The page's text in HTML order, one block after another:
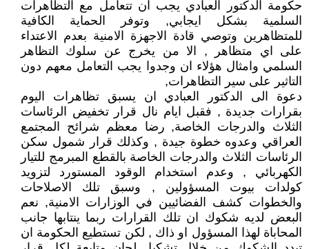
حكومة الدكتور العبادي يجب ان تتعامل مع التظاهرات
السلمية بشكل ايجابي, وتوفر الحماية الكافية
للمتظاهرين وتوصي قادة الاجهزة الامنية بعدم الاعتداء
على اي متظاهر , الا من يخرج عن سلوك التظاهر
السلمي وامثال هؤلاء ان وجدوا يجب التعامل معهم دون
التاثير على سير التظاهرات,
دعوة الى الدكتور العبادي ان يسبق تظاهرات اليوم
بقرارات جديدة , فقبل ايام نال قرار تخفيض الرئاسات
الثلاث والدرجات الخاصة, رضا معظم شرائح المجتمع
العراقي وعدوه خطوة جيدة , وكذلك قرار شمول سكن
الرئاسات الثلاث والدرجات الخاصة بالقطع المبرمج للتيار
الكهربائي , وعدم استخدام الوقود المستورد لتزويد
كولدات بيوت المسؤولين , وسبق تلك الاصلاحات
والخطوات كشف الفضائيين في الوزارات الامنية, نعم
البعض لديه شكوك ان تلك القرارات ربما ينتابها جانب
المحاباة لهذا المسؤول او ذاك , لكن تستطيع الحكومة ان